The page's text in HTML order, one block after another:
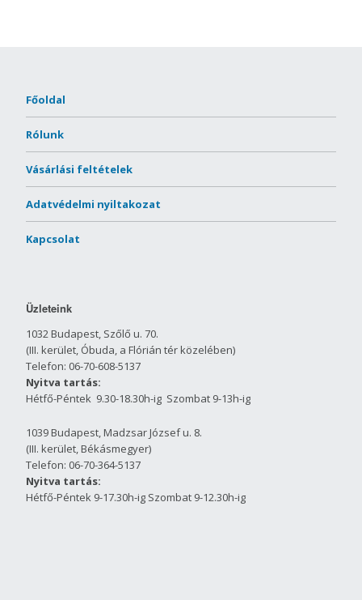
Főoldal
Rólunk
Vásárlási feltételek
Adatvédelmi nyiltakozat
Kapcsolat
Üzleteink
1032 Budapest, Szőlő u. 70.
(III. kerület, Óbuda, a Flórián tér közelében)
Telefon: 06-70-608-5137
Nyitva tartás:
Hétfő-Péntek 9.30-18.30h-ig Szombat 9-13h-ig
1039 Budapest, Madzsar József u. 8.
(III. kerület, Békásmegyer)
Telefon: 06-70-364-5137
Nyitva tartás:
Hétfő-Péntek 9-17.30h-ig Szombat 9-12.30h-ig